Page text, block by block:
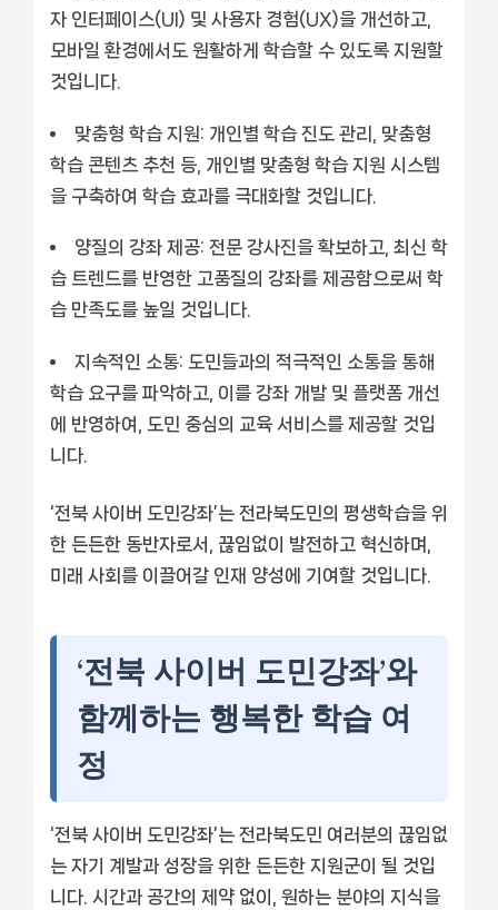
자 인터페이스(UI) 및 사용자 경험(UX)을 개선하고,
모바일 환경에서도 원활하게 학습할 수 있도록 지원할
것입니다.
맞춤형 학습 지원: 개인별 학습 진도 관리, 맞춤형
학습 콘텐츠 추천 등, 개인별 맞춤형 학습 지원 시스템
을 구축하여 학습 효과를 극대화할 것입니다.
양질의 강좌 제공: 전문 강사진을 확보하고, 최신 학
습 트렌드를 반영한 고품질의 강좌를 제공함으로써 학
습 만족도를 높일 것입니다.
지속적인 소통: 도민들과의 적극적인 소통을 통해
학습 요구를 파악하고, 이를 강좌 개발 및 플랫폼 개선
에 반영하여, 도민 중심의 교육 서비스를 제공할 것입
니다.
‘전북 사이버 도민강좌’는 전라북도민의 평생학습을 위
한 든든한 동반자로서, 끊임없이 발전하고 혁신하며,
미래 사회를 이끌어갈 인재 양성에 기여할 것입니다.
‘전북 사이버 도민강좌’와
함께하는 행복한 학습 여
정
‘전북 사이버 도민강좌’는 전라북도민 여러분의 끊임없
는 자기 계발과 성장을 위한 든든한 지원군이 될 것입
니다. 시간과 공간의 제약 없이, 원하는 분야의 지식을